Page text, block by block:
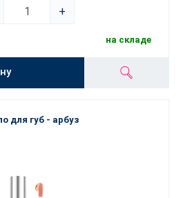
+
на складе
для губ - арбуз